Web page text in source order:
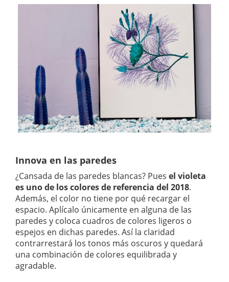
Innova en las paredes
¿Cansada de las paredes blancas? Pues el violeta
es uno de los colores de referencia del 2018.
Además, el color no tiene por qué recargar el
espacio. Aplícalo únicamente en alguna de las
paredes y coloca cuadros de colores ligeros o
espejos en dichas paredes. Así la claridad
contrarrestará los tonos más oscuros y quedará
una combinación de colores equilibrada y
agradable.